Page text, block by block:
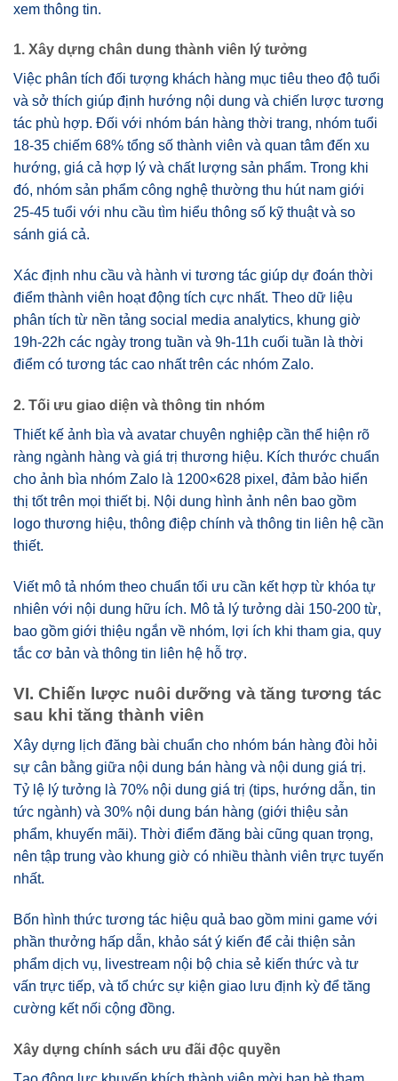
xem thông tin.
1. Xây dựng chân dung thành viên lý tưởng
Việc phân tích đối tượng khách hàng mục tiêu theo độ tuổi
và sở thích giúp định hướng nội dung và chiến lược tương
tác phù hợp. Đối với nhóm bán hàng thời trang, nhóm tuổi
18-35 chiếm 68% tổng số thành viên và quan tâm đến xu
hướng, giá cả hợp lý và chất lượng sản phẩm. Trong khi
đó, nhóm sản phẩm công nghệ thường thu hút nam giới
25-45 tuổi với nhu cầu tìm hiểu thông số kỹ thuật và so
sánh giá cả.
Xác định nhu cầu và hành vi tương tác giúp dự đoán thời
điểm thành viên hoạt động tích cực nhất. Theo dữ liệu
phân tích từ nền tảng social media analytics, khung giờ
19h-22h các ngày trong tuần và 9h-11h cuối tuần là thời
điểm có tương tác cao nhất trên các nhóm Zalo.
2. Tối ưu giao diện và thông tin nhóm
Thiết kế ảnh bìa và avatar chuyên nghiệp cần thể hiện rõ
ràng ngành hàng và giá trị thương hiệu. Kích thước chuẩn
cho ảnh bìa nhóm Zalo là 1200×628 pixel, đảm bảo hiển
thị tốt trên mọi thiết bị. Nội dung hình ảnh nên bao gồm
logo thương hiệu, thông điệp chính và thông tin liên hệ cần
thiết.
Viết mô tả nhóm theo chuẩn tối ưu cần kết hợp từ khóa tự
nhiên với nội dung hữu ích. Mô tả lý tưởng dài 150-200 từ,
bao gồm giới thiệu ngắn về nhóm, lợi ích khi tham gia, quy
tắc cơ bản và thông tin liên hệ hỗ trợ.
VI. Chiến lược nuôi dưỡng và tăng tương tác
sau khi tăng thành viên
Xây dựng lịch đăng bài chuẩn cho nhóm bán hàng đòi hỏi
sự cân bằng giữa nội dung bán hàng và nội dung giá trị.
Tỷ lệ lý tưởng là 70% nội dung giá trị (tips, hướng dẫn, tin
tức ngành) và 30% nội dung bán hàng (giới thiệu sản
phẩm, khuyến mãi). Thời điểm đăng bài cũng quan trọng,
nên tập trung vào khung giờ có nhiều thành viên trực tuyến
nhất.
Bốn hình thức tương tác hiệu quả bao gồm mini game với
phần thưởng hấp dẫn, khảo sát ý kiến để cải thiện sản
phẩm dịch vụ, livestream nội bộ chia sẻ kiến thức và tư
vấn trực tiếp, và tổ chức sự kiện giao lưu định kỳ để tăng
cường kết nối cộng đồng.
Xây dựng chính sách ưu đãi độc quyền